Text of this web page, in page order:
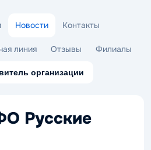
Новости Контакты
линия Отзывы Филиалы
организации
Русские